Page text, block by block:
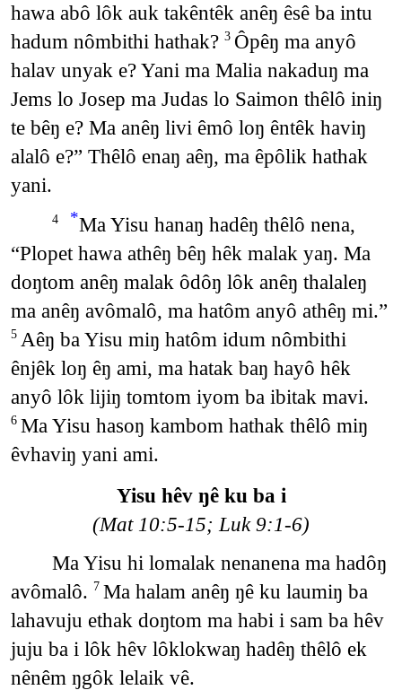
hawa abô lôk auk takêntêk anêŋ êsê ba intu
hadum nômbithi hathak? 3 Ôpêŋ ma anyô
halav unyak e? Yani ma Malia nakaduŋ ma
Jems lo Josep ma Judas lo Saimon thêlô iniŋ
te bêŋ e? Ma anêŋ livi êmô loŋ êntêk haviŋ
alalô e?” Thêlô enaŋ aêŋ, ma êpôlik hathak
yani.
4 *Ma Yisu hanaŋ hadêŋ thêlô nena,
“Plopet hawa athêŋ bêŋ hêk malak yaŋ. Ma
doŋtom anêŋ malak ôdôŋ lôk anêŋ thalaleŋ
ma anêŋ avômalô, ma hatôm anyô athêŋ mi.”
5 Aêŋ ba Yisu miŋ hatôm idum nômbithi
ênjêk loŋ êŋ ami, ma hatak baŋ hayô hêk
anyô lôk lijiŋ tomtom iyom ba ibitak mavi.
6 Ma Yisu hasoŋ kambom hathak thêlô miŋ
êvhaviŋ yani ami.
Yisu hêv ŋê ku ba i
(Mat 10:5-15; Luk 9:1-6)
Ma Yisu hi lomalak nenanena ma hadôŋ
avômalô. 7 Ma halam anêŋ ŋê ku laumiŋ ba
lahavuju ethak doŋtom ma habi i sam ba hêv
juju ba i lôk hêv lôklokwaŋ hadêŋ thêlô ek
nênêm ŋgôk lelaik vê.